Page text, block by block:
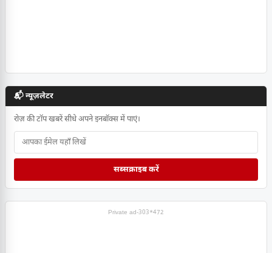
📬 न्यूज़लेटर
रोज़ की टॉप खबरें सीधे अपने इनबॉक्स में पाएं।
सब्सक्राइब करें
Private ad-303*472